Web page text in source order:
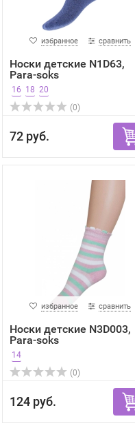
избранное сравнить
Носки детские N1D63,
Para-soks
16 18 20
(0)
72 руб.
избранное сравнить
Носки детские N3D003,
Para-soks
14
(0)
124 руб.